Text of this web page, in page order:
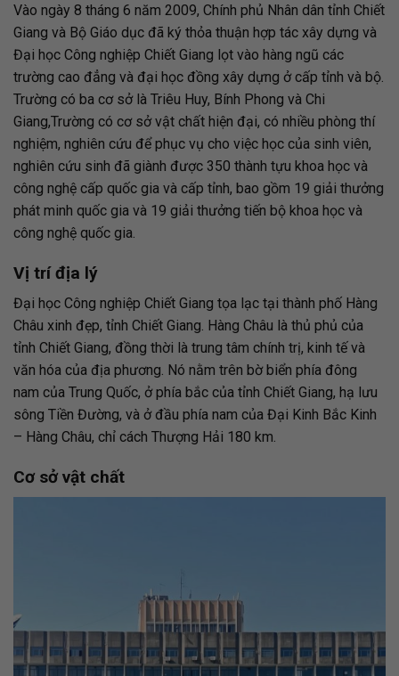
Vào ngày 8 tháng 6 năm 2009, Chính phủ Nhân dân tỉnh Chiết
Giang và Bộ Giáo dục đã ký thỏa thuận hợp tác xây dựng và
Đại học Công nghiệp Chiết Giang lọt vào hàng ngũ các
trường cao đẳng và đại học đồng xây dựng ở cấp tỉnh và bộ.
Trường có ba cơ sở là Triêu Huy, Bính Phong và Chi
Giang,Trường có cơ sở vật chất hiện đại, có nhiều phòng thí
nghiệm, nghiên cứu để phục vụ cho việc học của sinh viên,
nghiên cứu sinh đã giành được 350 thành tựu khoa học và
công nghệ cấp quốc gia và cấp tỉnh, bao gồm 19 giải thưởng
phát minh quốc gia và 19 giải thưởng tiến bộ khoa học và
công nghệ quốc gia.
Vị trí địa lý
Đại học Công nghiệp Chiết Giang tọa lạc tại thành phố Hàng
Châu xinh đẹp, tỉnh Chiết Giang. Hàng Châu là thủ phủ của
tỉnh Chiết Giang, đồng thời là trung tâm chính trị, kinh tế và
văn hóa của địa phương. Nó nằm trên bờ biển phía đông
nam của Trung Quốc, ở phía bắc của tỉnh Chiết Giang, hạ lưu
sông Tiền Đường, và ở đầu phía nam của Đại Kinh Bắc Kinh
– Hàng Châu, chỉ cách Thượng Hải 180 km.
Cơ sở vật chất